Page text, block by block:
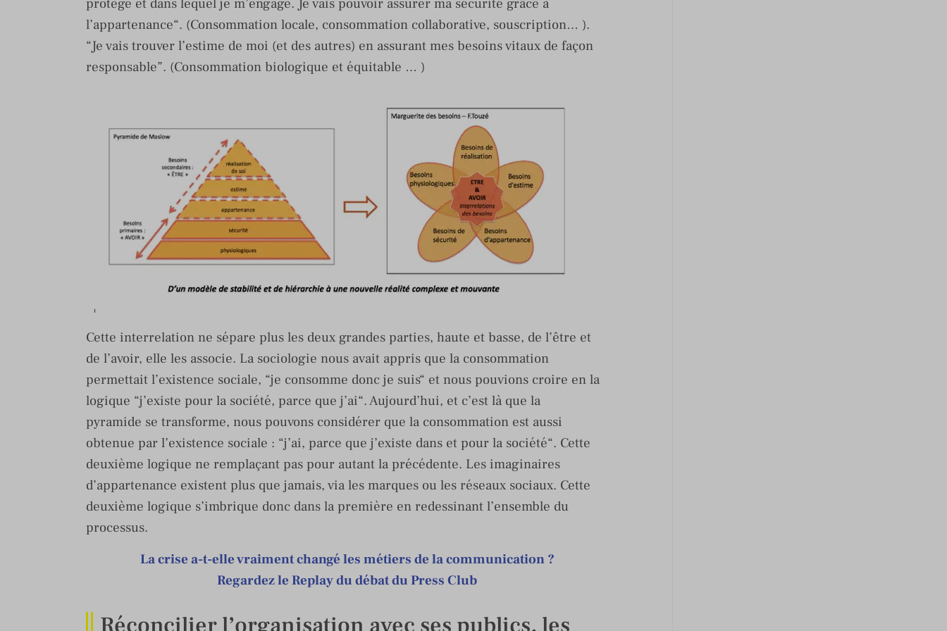
protège et dans lequel je m’engage. Je vais pouvoir assurer ma sécurité grâce à
l’appartenance“. (Consommation locale, consommation collaborative, souscription… ).
“Je vais trouver l’estime de moi (et des autres) en assurant mes besoins vitaux de façon
responsable”. (Consommation biologique et équitable … )
Cette interrelation ne sépare plus les deux grandes parties, haute et basse, de l’être et
de l’avoir, elle les associe. La sociologie nous avait appris que la consommation
permettait l’existence sociale, “je consomme donc je suis“ et nous pouvions croire en la
logique “j’existe pour la société, parce que j’ai“. Aujourd’hui, et c’est là que la
pyramide se transforme, nous pouvons considérer que la consommation est aussi
obtenue par l’existence sociale : “j’ai, parce que j’existe dans et pour la société“. Cette
deuxième logique ne remplaçant pas pour autant la précédente. Les imaginaires
d’appartenance existent plus que jamais, via les marques ou les réseaux sociaux. Cette
deuxième logique s’imbrique donc dans la première en redessinant l’ensemble du
processus.
La crise a-t-elle vraiment changé les métiers de la communication ?
Regardez le Replay du débat du Press Club